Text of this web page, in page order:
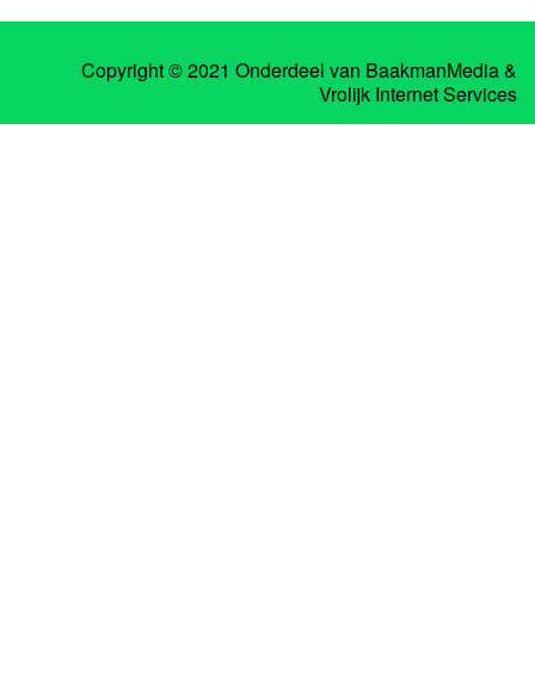
Copyright © 2021 Onderdeel van BaakmanMedia&
Vrolijk Internet Services